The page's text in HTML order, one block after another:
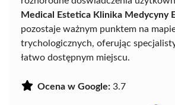
Medical Estetica Klinika Medycyny
pozostaje ważnym punktem na
trychologicznych, oferując
łatwo dostępnym miejscu.
Ocena w Google: 3.7